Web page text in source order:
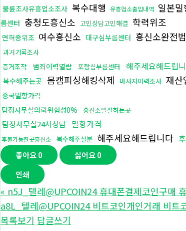
불륜조사유흥업소조사 복수대행 유흥업소출입내역 일본밀
름센터 충청도흥신소 고민상담고민해결 학력위조
면허증위조 여수흥신소 대구심부름센터 흥신소완전
과거기록조사
증거조작
범죄이력열람 포항심부름센터 해주세요해드립
복수해주는곳 몸캠피싱해킹삭제 마사지이력조사 재산
중국밀항가격
탐정사무실의뢰위험성0%
흥신소일잘하는곳
탐정사무실24시상담 밀항가격
후불가능한곳흥신소 복수해주실분 해주세요해드립니다
좋아요0 싫어요0
인쇄
« n5J_텔레@UPCOIN24 휴대폰결제코인구매
a8L_텔레@UPCOIN24 비트코인개인거래 비트
목록보기 답글쓰기